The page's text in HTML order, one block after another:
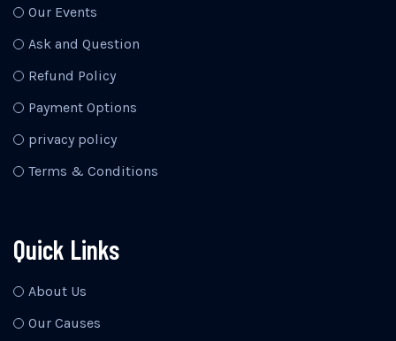
Our Events
Ask and Question
Refund Policy
Payment Options
privacy policy
Terms & Conditions
Quick Links
About Us
Our Causes